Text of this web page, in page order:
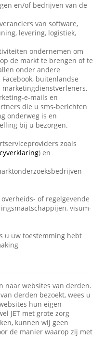
en/of bedrijven van de
van software,
levering, logistiek,
ondernemen om
de markt te brengen of te
onder andere
buitenlandse
marketingdienstverleners,
e-mails en
die u sms-berichten
onderweg is en
bij u bezorgen.
zoals
) en
of regelgevende
visum-
u uw toestemming hebt
naar websites van derden.
derden bezoekt, wees u
hun eigen
JET met grote zorg
kunnen wij geen
de manier waarop zij met